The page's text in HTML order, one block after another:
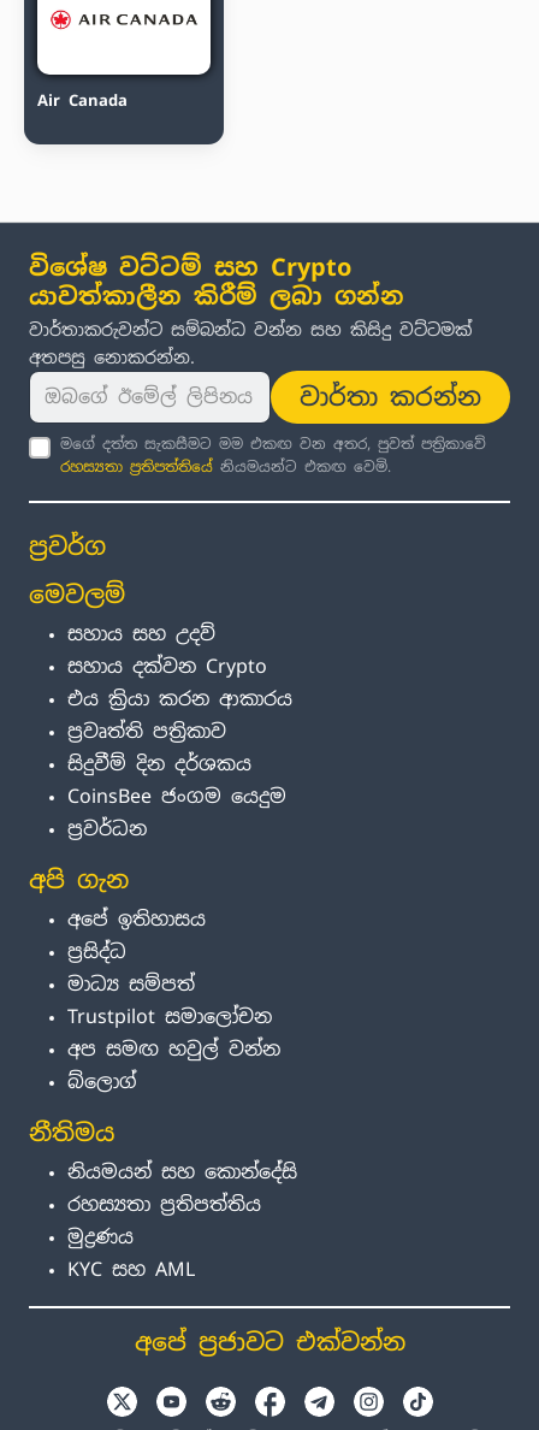
Air Canada
විශේෂ වට්ටම් සහ Crypto
යාවත්කාලීන කිරීම් ලබා ගන්න
වාර්තාකරුවන්ට සම්බන්ධ වන්න සහ කිසිදු වට්ටමක්
අතපසු නොකරන්න.
වාර්තා කරන්න
මගේ දත්ත සැකසීමට මම එකඟ වන අතර, පුවත් පත්‍රිකාවේ
රහස්‍යතා ප්‍රතිපත්තිය ේ නියමයන්ට එකඟ වෙමි.
ප්‍රවර්ග
මෙවලම්
සහාය සහ උදව්
සහාය දක්වන Crypto
එය ක්‍රියා කරන ආකාරය
ප්‍රවෘත්ති පත්‍රිකාව
සිදුවීම් දින දර්ශකය
CoinsBee ජංගම යෙදුම
ප්‍රවර්ධන
අපි ගැන
අපේ ඉතිහාසය
ප්‍රසිද්ධ
මාධ්‍ය සම්පත්
Trustpilot සමාලෝචන
අප සමඟ හවුල් වන්න
බ්ලොග්
නීතිමය
නියමයන් සහ කොන්දේසි
රහස්‍යතා ප්‍රතිපත්තිය
මුද්‍රණය
KYC සහ AML
අපේ ප්‍රජාවට එක්වන්න